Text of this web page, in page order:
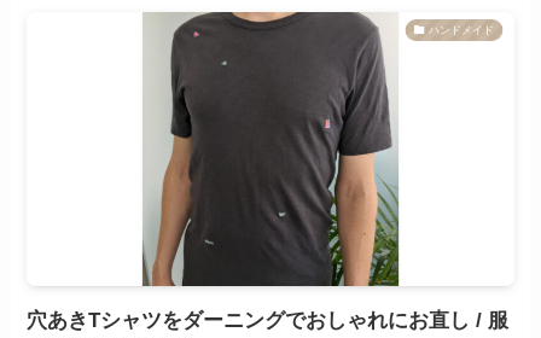
ハンドメイド
穴あきTシャツをダーニングでおしゃれにお直し / 服